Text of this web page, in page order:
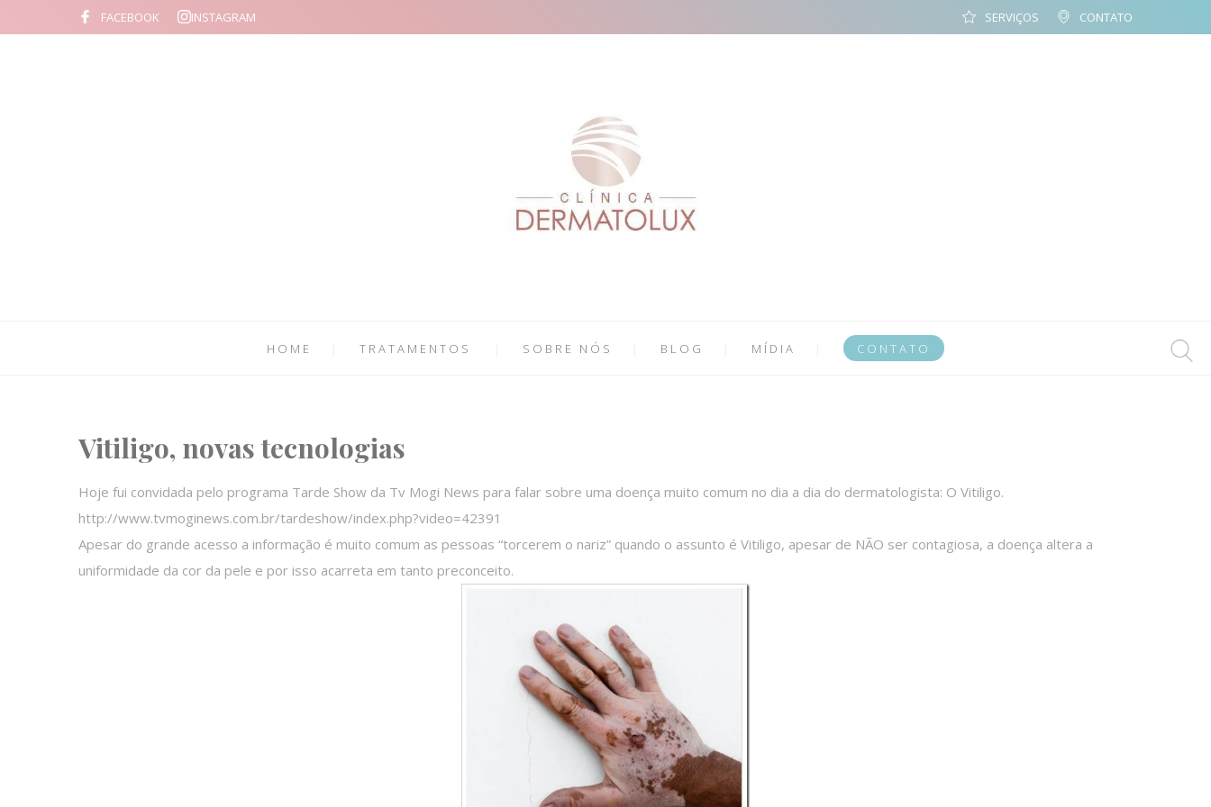
FACEBOOK INSTAGRAM CONTATO
SERVIÇOS
HOME TRATAMENTOS SOBRE NÓS BLOG MÍDIA CONTATO
Vitiligo, novas tecnologias
Hoje fui convidada pelo programa Tarde Show da Tv Mogi News para falar sobre uma doença muito comum no dia a dia do dermatologista: O Vitiligo.
http://www.tvmoginews.com.br/tardeshow/index.php?video=42391
Apesar do grande acesso a informação é muito comum as pessoas “torcerem o nariz” quando o assunto é Vitiligo, apesar de NÃO ser contagiosa, a doença altera a
uniformidade da cor da pele e por isso acarreta em tanto preconceito.